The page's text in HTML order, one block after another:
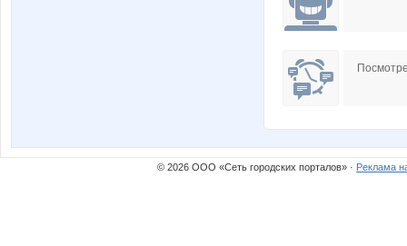
© 2026 ООО «Сеть городских порталов» · Реклама